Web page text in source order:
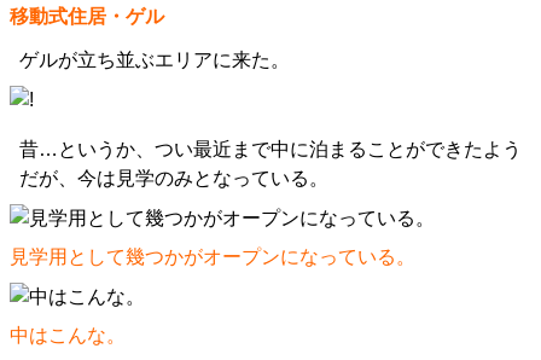
移動式住居・ゲル
ゲルが立ち並ぶエリアに来た。
昔…というか、つい最近まで中に泊まることができたよう
だが、今は見学のみとなっている。
見学用として幾つかがオープンになっている。
中はこんな。